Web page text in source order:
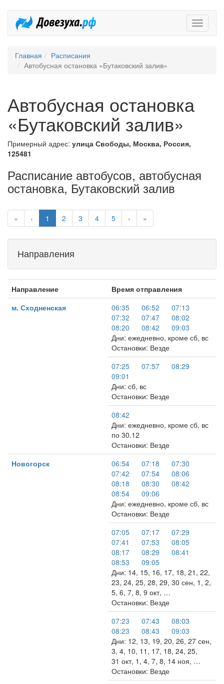
Главная
Расписания
Автобусная остановка «Бутаковский залив»
Автобусная остановка
«Бутаковский залив»
Примерный адрес: улица Свободы, Москва, Россия,
125481
Расписание автобусов, автобусная
остановка, Бутаковский залив
« ‹ 1 2 3 4 5 › »
Направления
Направление
Время отправления
м. Сходненская
06:35 06:52
07:13
07:32
07:47
08:02
08:20
08:42
09:03
Дни: ежедневно, кроме сб, вс
Остановки: Везде
07:25
07:57
08:29
09:01
Дни: сб, вс
Остановки: Везде
08:42
Дни: ежедневно, кроме сб, вс
по 30.12
Остановки: Везде
Новогорск
06:54 07:18
07:30
07:42
07:54
08:06
08:18
08:30
08:42
08:54
09:06
Дни: ежедневно, кроме сб, вс
Остановки: Везде
07:05
07:17
07:29
07:41
07:53
08:05
08:17
08:29
08:41
08:53
09:05
Дни: 14, 15, 16, 17, 18, 21, 22,
23, 24, 25, 28, 29, 30 сен, 1, 2,
5, 6, 7, 8, 9 окт, …
Остановки: Везде
07:23
07:43
08:03
08:23
08:43
09:03
Дни: 12, 13, 19, 20, 26, 27 сен,
3, 4, 10, 11, 17, 18, 24, 25,
31 окт, 1, 4, 7, 8, 14 ноя, …
Остановки: Везде